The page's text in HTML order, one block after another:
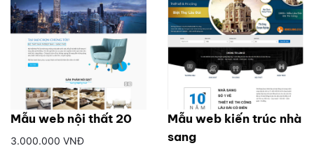
Mẫu web nội thất 20
3.000.000 VNĐ
Mẫu web kiến trúc nhà
sang